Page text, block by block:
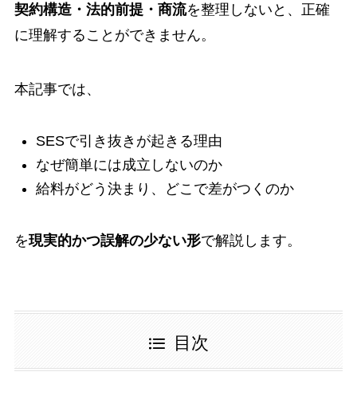
契約構造・法的前提・商流を整理しないと、正確
に理解することができません。
本記事では、
SESで引き抜きが起きる理由
なぜ簡単には成立しないのか
給料がどう決まり、どこで差がつくのか
を現実的かつ誤解の少ない形で解説します。
目次